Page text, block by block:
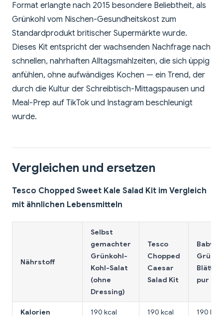
Format erlangte nach 2015 besondere Beliebtheit, als
Grünkohl vom Nischen-Gesundheitskost zum
Standardprodukt britischer Supermärkte wurde.
Dieses Kit entspricht der wachsenden Nachfrage nach
schnellen, nahrhaften Alltagsmahlzeiten, die sich üppig
anfühlen, ohne aufwändiges Kochen — ein Trend, der
durch die Kultur der Schreibtisch-Mittagspausen und
Meal-Prep auf TikTok und Instagram beschleunigt
wurde.
Vergleichen und ersetzen
Tesco Chopped Sweet Kale Salad Kit im Vergleich
mit ähnlichen Lebensmitteln
Nährstoff
Selbst
gemachter
Grünkohl-
Kohl-Salat
(ohne
Dressing)
Tesco
Chopped
Caesar
Salad Kit
Baby-
Blätter
pur
Kalorien 190 kcal 190 kcal 190 kcal